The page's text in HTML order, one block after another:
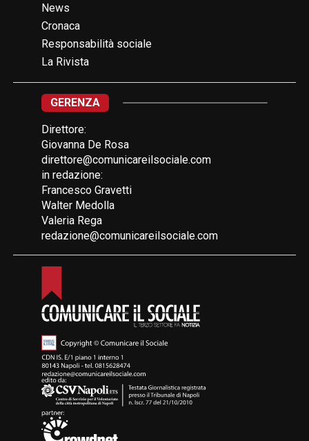
News
Cronaca
Responsabilità sociale
La Rivista
GERENZA
Direttore:
Giovanna De Rosa
direttore@comunicareilsociale.com
in redazione:
Francesco Gravetti
Walter Medolla
Valeria Rega
redazione@comunicareilsociale.com